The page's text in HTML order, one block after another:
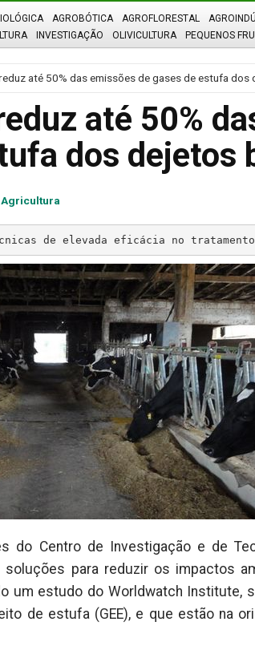
AGROBÓTICA AGROFLORESTAL
INVESTIGAÇÃO OLIVICULTURA PEQUENOS
até 50% das emissões de gases de estufa dos
até 50%
dos dejetos
Agricultura
de elevada eficácia no
do Centro de Investigação e de
soluções para reduzir os impactos
um estudo do Worldwatch Institute,
de estufa (GEE), e que estão na